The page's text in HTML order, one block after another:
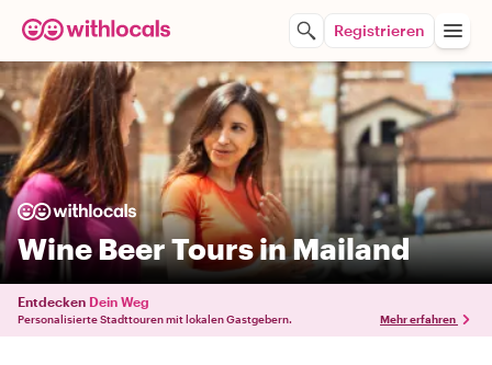
Registrieren
Wine Beer Tours in Mailand
Entdecken Dein Weg
Personalisierte Stadttouren mit lokalen Gastgebern. Mehr erfahren